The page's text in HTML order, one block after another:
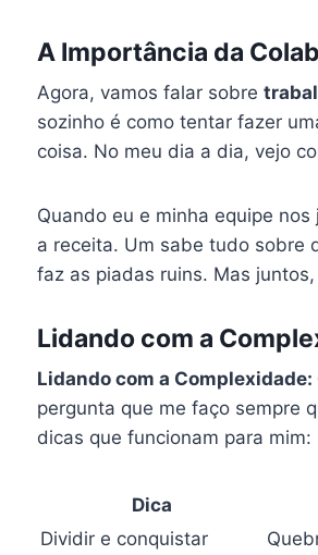
A Importância da
Agora, vamos falar sobre
sozinho é como tentar fazer
coisa. No meu dia a dia, vejo
Quando eu e minha equipe
a receita. Um sabe tudo sobre
faz as piadas ruins. Mas
Lidando com a
Lidando com a
pergunta que me faço sempre
dicas que funcionam para mim:
Dica
Dividir e conquistar